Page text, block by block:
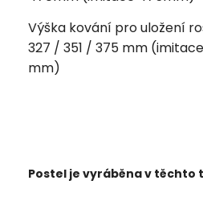
Výška kování pro uložení
327 / 351 / 375 mm
mm)
Postel je vyráběna v těchto